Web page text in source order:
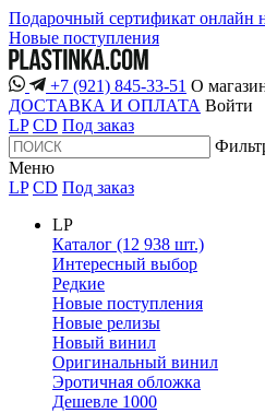
Подарочный сертификат онлайн
Новые поступления
+7 (921) 845-33-51 О
ДОСТАВКА И ОПЛАТА Войти
LP CD Под заказ
Меню
LP CD Под заказ
LP
Каталог (12 938 шт.)
Интересный выбор
Редкие
Новые поступления
Новые релизы
Новый винил
Оригинальный винил
Эротичная обложка
Дешевле 1000